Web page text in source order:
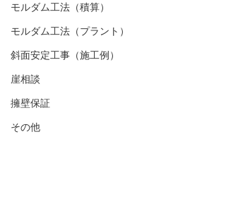
モルダム工法（積算）
モルダム工法（プラント）
斜面安定工事（施工例）
崖相談
擁壁保証
その他